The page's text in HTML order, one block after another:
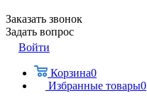
Заказать звонок
Задать вопрос
Войти
Корзина0
Избранные товары0